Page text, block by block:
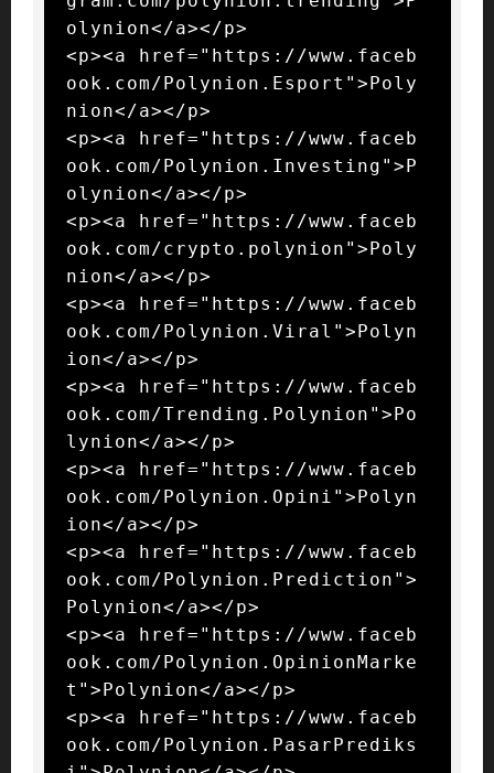
olynion</a></p>
<p><a href="https://www.faceb
ook.com/Polynion.Esport">Poly
nion</a></p>
<p><a href="https://www.faceb
ook.com/Polynion.Investing">P
olynion</a></p>
<p><a href="https://www.faceb
ook.com/crypto.polynion">Poly
nion</a></p>
<p><a href="https://www.faceb
ook.com/Polynion.Viral">Polyn
ion</a></p>
<p><a href="https://www.faceb
ook.com/Trending.Polynion">Po
lynion</a></p>
<p><a href="https://www.faceb
ook.com/Polynion.Opini">Polyn
ion</a></p>
<p><a href="https://www.faceb
ook.com/Polynion.Prediction">
Polynion</a></p>
<p><a href="https://www.faceb
ook.com/Polynion.OpinionMarke
t">Polynion</a></p>
<p><a href="https://www.faceb
ook.com/Polynion.PasarPrediks